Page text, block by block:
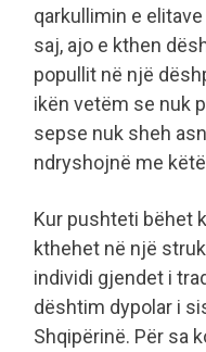
qarkullimin e
saj, ajo e kthen
popullit në një
ikën vetëm se nuk
sepse nuk sheh
ndryshojnë me
​Kur pushteti bëhet
kthehet në një
individi gjendet i
dështim dypolar i
Shqipërinë. Për sa